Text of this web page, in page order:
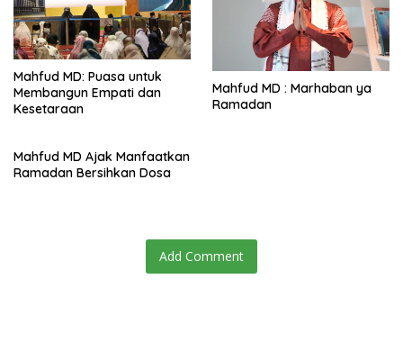
Mahfud MD: Puasa untuk
Membangun Empati dan
Kesetaraan
Mahfud MD : Marhaban ya
Ramadan
Mahfud MD Ajak Manfaatkan
Ramadan Bersihkan Dosa
Add Comment